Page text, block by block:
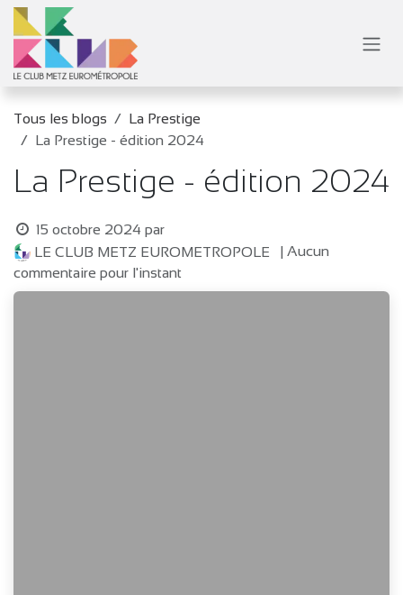
Se rendre au contenu
Tous les blogs
La Prestige
La Prestige - édition 2024
La Prestige - édition 2024
15 octobre 2024 par
LE CLUB METZ EUROMETROPOLE
| Aucun
commentaire pour l'instant